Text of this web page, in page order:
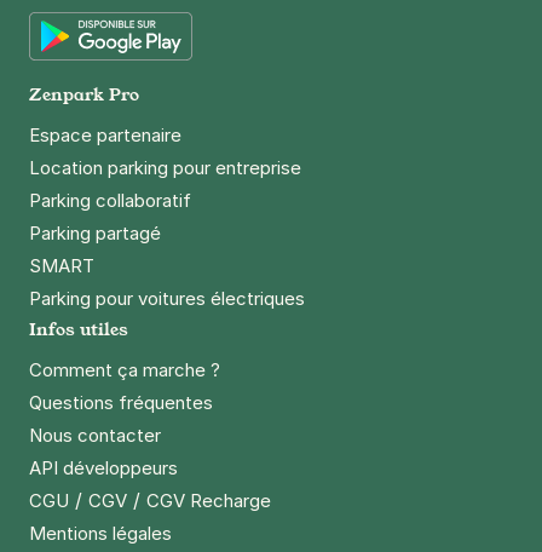
App Store
Zenpark Pro
Espace partenaire
Location parking pour entreprise
Parking collaboratif
Parking partagé
SMART
Parking pour voitures électriques
Infos utiles
Comment ça marche ?
Questions fréquentes
Nous contacter
API développeurs
CGU / CGV / CGV Recharge
Mentions légales